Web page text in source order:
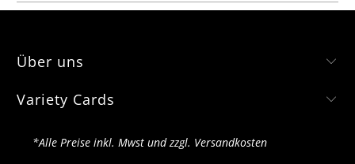
Über uns
Variety Cards
*Alle Preise inkl. Mwst und zzgl. Versandkosten